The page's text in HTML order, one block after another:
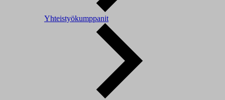
Yhteistyökumppanit